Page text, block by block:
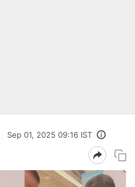
Sep 01, 2025 09:16 IST